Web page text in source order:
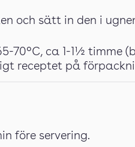
och sätt in den i
70°C, ca 1-1½ timme
receptet på
före servering.